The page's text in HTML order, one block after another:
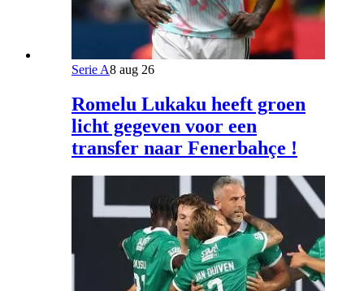
Serie A8 aug 26
Romelu Lukaku heeft groen
licht gegeven voor een
transfer naar Fenerbahçe !